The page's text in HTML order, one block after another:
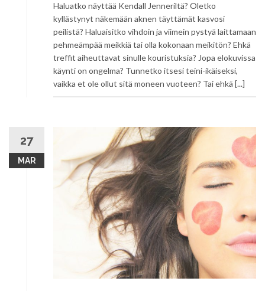
Haluatko näyttää Kendall Jenneriltä? Oletko
kyllästynyt näkemään aknen täyttämät kasvosi
peilistä? Haluaisitko vihdoin ja viimein pystyä laittamaan
pehmeämpää meikkiä tai olla kokonaan meikitön? Ehkä
treffit aiheuttavat sinulle kouristuksia? Jopa elokuvissa
käynti on ongelma? Tunnetko itsesi teini-ikäiseksi,
vaikka et ole ollut sitä moneen vuoteen? Tai ehkä [...]
27
MAR